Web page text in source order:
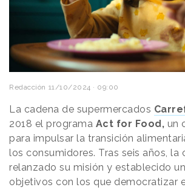
Redacción 11/10/2024 · 09:00
La cadena de supermercados
2018 el programa Act for Food, un
para impulsar la transición
los consumidores. Tras seis años, la
relanzado su misión y establecido
objetivos con los que democratizar